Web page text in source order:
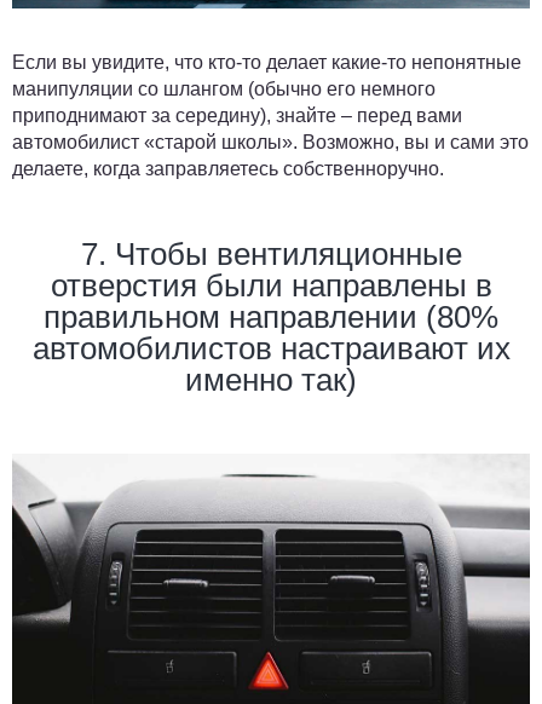
Если вы увидите, что кто-то делает какие-то непонятные
манипуляции со шлангом (обычно его немного
приподнимают за середину), знайте – перед вами
автомобилист «старой школы». Возможно, вы и сами это
делаете, когда заправляетесь собственноручно.
7. Чтобы вентиляционные
отверстия были направлены в
правильном направлении (80%
автомобилистов настраивают их
именно так)